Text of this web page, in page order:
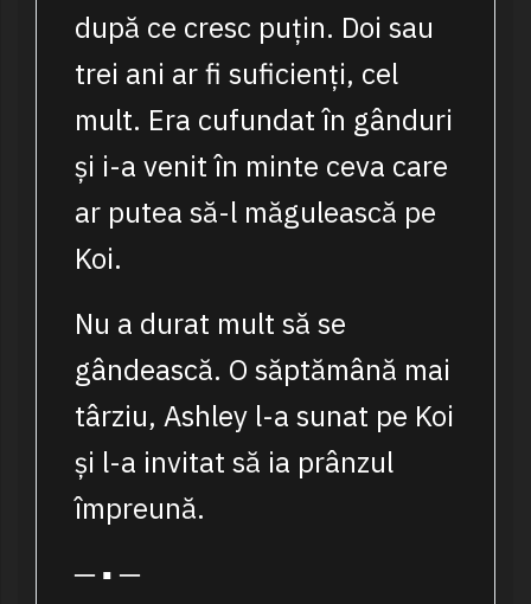
după ce cresc puțin. Doi sau
trei ani ar fi suficienți, cel
mult. Era cufundat în gânduri
și i-a venit în minte ceva care
ar putea să-l măgulească pe
Koi.
Nu a durat mult să se
gândească. O săptămână mai
târziu, Ashley l-a sunat pe Koi
și l-a invitat să ia prânzul
împreună.
─ ▪ ─